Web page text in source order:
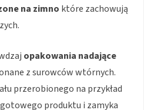
na zimno które zachowują
opakowania nadające
z surowców wtórnych.
przerobionego na przykład
produktu i zamyka